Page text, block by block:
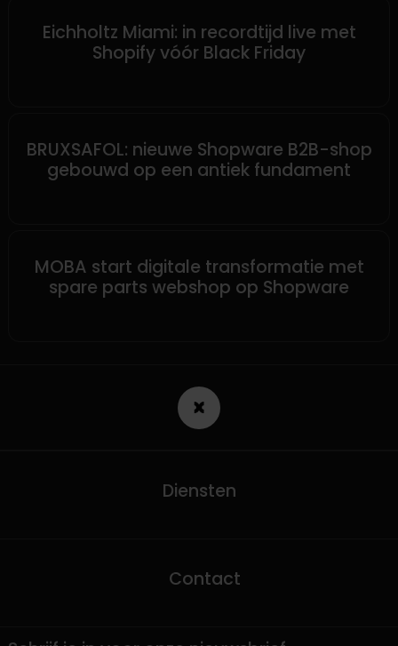
Eichholtz Miami: in recordtijd live met
Shopify vóór Black Friday
BRUXSAFOL: nieuwe Shopware B2B-shop
gebouwd op een antiek fundament
MOBA start digitale transformatie met
spare parts webshop op Shopware
Diensten
Contact